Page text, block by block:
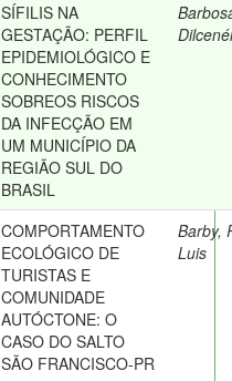
SÍFILIS NA
GESTAÇÃO: PERFIL
EPIDEMIOLÓGICO E
CONHECIMENTO
SOBREOS RISCOS
DA INFECÇÃO EM
UM MUNICÍPIO DA
REGIÃO SUL DO
BRASIL
COMPORTAMENTO
ECOLÓGICO DE
TURISTAS E
COMUNIDADE
AUTÓCTONE: O
CASO DO SALTO
SÃO FRANCISCO-PR
Barby,
Luis